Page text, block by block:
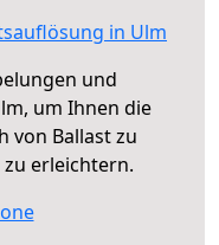
in Ulm
und
um Ihnen die
von Ballast zu
erleichtern.